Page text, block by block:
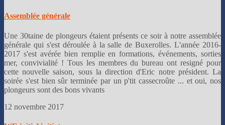
Assemblée générale
Une 30taine de plongeurs étaient présents ce soir à notre assemblée
générale qui s'est déroulée à la salle de Buxerolles. L'année 2016-
2017 s'est avérée bien remplie en formations, événements, sorties
mer, convivialité ! Tous les membres du bureau ont resigné pour
cette nouvelle saison, sous la direction d'Eric notre président. La
soirée s'est bien sûr terminée par un p'tit cassecroûte ... et oui, nos
plongeurs sont des bons vivants
12 novembre 2017